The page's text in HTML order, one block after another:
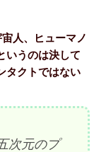
人、ヒューマノ
いうのは決して
タクトではない
次元のプ